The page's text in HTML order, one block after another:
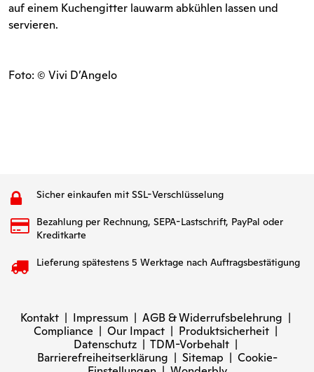
auf einem Kuchengitter lauwarm abkühlen lassen und
servieren.
Foto: © Vivi D’Angelo
Sicher einkaufen mit SSL-Verschlüsselung
Bezahlung per Rechnung, SEPA-Lastschrift, PayPal oder
Kreditkarte
Lieferung spätestens 5 Werktage nach Auftragsbestätigung
Kontakt | Impressum | AGB & Widerrufsbelehrung |
Compliance | Our Impact | Produktsicherheit |
Datenschutz | TDM-Vorbehalt |
Barrierefreiheitserklärung | Sitemap | Cookie-